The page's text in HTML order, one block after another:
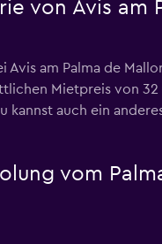
von Avis am
am Palma de
Mietpreis von
auch ein
vom